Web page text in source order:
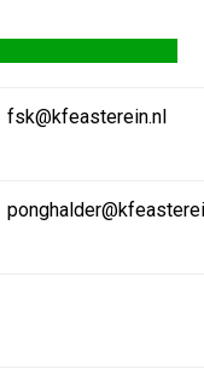
fsk@kfeasterein.nl